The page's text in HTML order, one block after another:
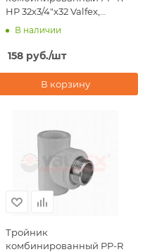
НР 32х3/4"х32 Valfex,
серый
В наличии
158 руб./шт
В корзину
Тройник
комбинированный PP-R